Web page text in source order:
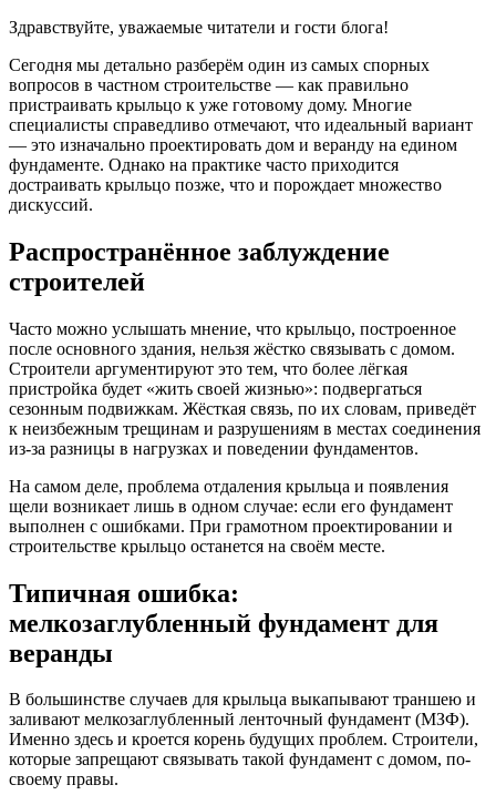
Здравствуйте, уважаемые читатели и гости блога!
Сегодня мы детально разберём один из самых спорных
вопросов в частном строительстве — как правильно
пристраивать крыльцо к уже готовому дому. Многие
специалисты справедливо отмечают, что идеальный вариант
— это изначально проектировать дом и веранду на едином
фундаменте. Однако на практике часто приходится
достраивать крыльцо позже, что и порождает множество
дискуссий.
Распространённое заблуждение
строителей
Часто можно услышать мнение, что крыльцо, построенное
после основного здания, нельзя жёстко связывать с домом.
Строители аргументируют это тем, что более лёгкая
пристройка будет «жить своей жизнью»: подвергаться
сезонным подвижкам. Жёсткая связь, по их словам, приведёт
к неизбежным трещинам и разрушениям в местах соединения
из-за разницы в нагрузках и поведении фундаментов.
На самом деле, проблема отдаления крыльца и появления
щели возникает лишь в одном случае: если его фундамент
выполнен с ошибками. При грамотном проектировании и
строительстве крыльцо останется на своём месте.
Типичная ошибка:
мелкозаглубленный фундамент для
веранды
В большинстве случаев для крыльца выкапывают траншею и
заливают мелкозаглубленный ленточный фундамент (МЗФ).
Именно здесь и кроется корень будущих проблем. Строители,
которые запрещают связывать такой фундамент с домом, по-
своему правы.